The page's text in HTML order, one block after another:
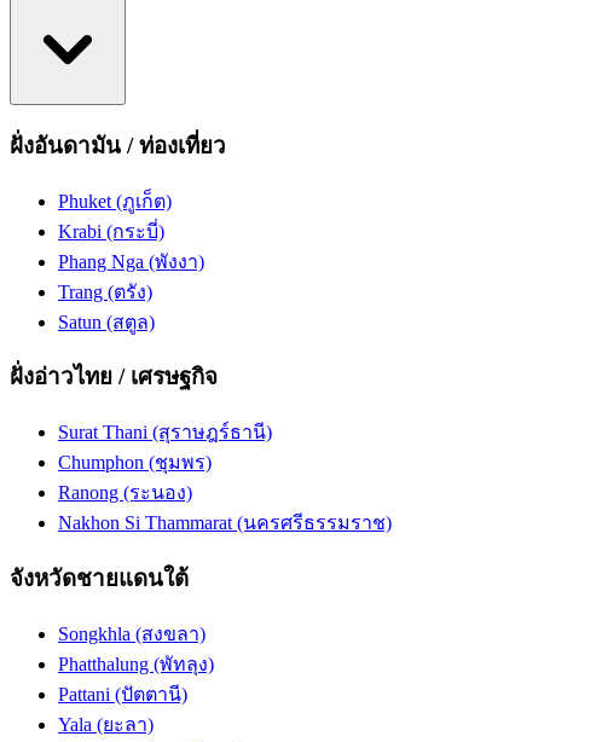
ฝั่งอันดามัน / ท่องเที่ยว
Phuket (ภูเก็ต)
Krabi (กระบี่)
Phang Nga (พังงา)
Trang (ตรัง)
Satun (สตูล)
ฝั่งอ่าวไทย / เศรษฐกิจ
Surat Thani (สุราษฎร์ธานี)
Chumphon (ชุมพร)
Ranong (ระนอง)
Nakhon Si Thammarat (นครศรีธรรมราช)
จังหวัดชายแดนใต้
Songkhla (สงขลา)
Phatthalung (พัทลุง)
Pattani (ปัตตานี)
Yala (ยะลา)